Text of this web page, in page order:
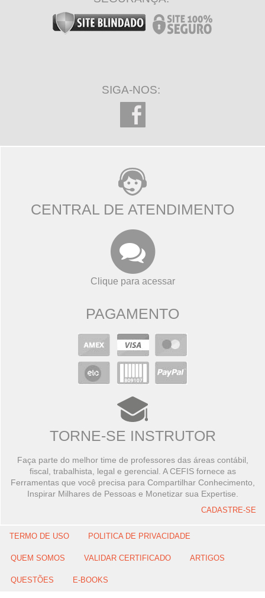
SIGA-NOS:
CENTRAL DE ATENDIMENTO
Clique para acessar
PAGAMENTO
TORNE-SE INSTRUTOR
Faça parte do melhor time de professores das áreas contábil,
fiscal, trabalhista, legal e gerencial. A CEFIS fornece as
Ferramentas que você precisa para Compartilhar Conhecimento,
Inspirar Milhares de Pessoas e Monetizar sua Expertise.
CADASTRE-SE
TERMO DE USO POLITICA DE PRIVACIDADE
QUEM SOMOS VALIDAR CERTIFICADO ARTIGOS
QUESTÕES E-BOOKS